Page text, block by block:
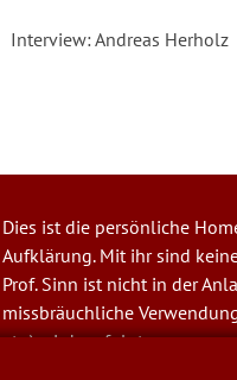
Interview: Andreas Herholz
Dies ist die persönliche
Aufklärung. Mit ihr sind
Prof. Sinn ist nicht in der
missbräuchliche
etc.) wird verfolgt.